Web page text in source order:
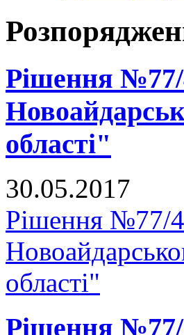
Рішення
області"
30.05.2017
Рішення №77/
області"
Рішення №77/